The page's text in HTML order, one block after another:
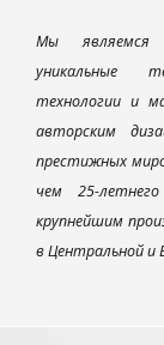
Мы являемся
уникальные
технологии и
авторским
престижных
чем 25-
крупнейшим
в Центральной и